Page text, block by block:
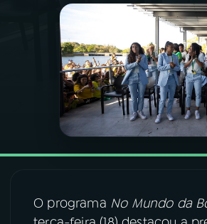
PROGRAMAS
PODCASTS
VIDEOCASTS
07ÚLTIMAS
08FESTIVAL DE MÚSICA
O programa No Mundo da